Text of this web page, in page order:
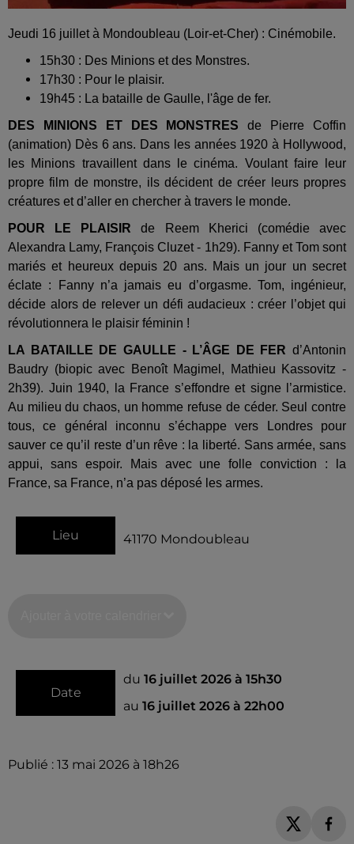
Jeudi 16 juillet à Mondoubleau (Loir-et-Cher) : Cinémobile.
15h30 : Des Minions et des Monstres.
17h30 : Pour le plaisir.
19h45 : La bataille de Gaulle, l'âge de fer.
DES MINIONS ET DES MONSTRESde Pierre Coffin
(animation) Dès 6 ans. Dans les années 1920 à Hollywood,
les Minions travaillent dans le cinéma. Voulant faire leur
propre film de monstre, ils décident de créer leurs propres
créatures et d’aller en chercher à travers le monde.
POUR LE PLAISIR de Reem Kherici (comédie avec
Alexandra Lamy, François Cluzet - 1h29). Fanny et Tom sont
mariés et heureux depuis 20 ans. Mais un jour un secret
éclate : Fanny n’a jamais eu d’orgasme. Tom, ingénieur,
décide alors de relever un défi audacieux : créer l’objet qui
révolutionnera le plaisir féminin !
LA BATAILLE DE GAULLE - L’ÂGE DE FER d’Antonin
Baudry (biopic avec Benoît Magimel, Mathieu Kassovitz -
2h39). Juin 1940, la France s’effondre et signe l’armistice.
Au milieu du chaos, un homme refuse de céder. Seul contre
tous, ce général inconnu s’échappe vers Londres pour
sauver ce qu’il reste d’un rêve : la liberté. Sans armée, sans
appui, sans espoir. Mais avec une folle conviction : la
France, sa France, n’a pas déposé les armes.
Lieu 41170 Mondoubleau
Date
du 16 juillet 2026 à 15h30
au 16 juillet 2026 à 22h00
Publié : 13 mai 2026 à 18h26